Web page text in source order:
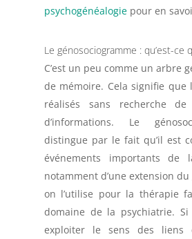
psychogénéalogie pour en
Le génosociogramme : qu’est-ce
C’est un peu comme un arbre
de mémoire. Cela signifie que
réalisés sans recherche
d’informations. Le
distingue par le fait qu’il est
événements importants de
notamment d’une extension du
on l’utilise pour la thérapie
domaine de la psychiatrie. Si
exploiter le sens des liens